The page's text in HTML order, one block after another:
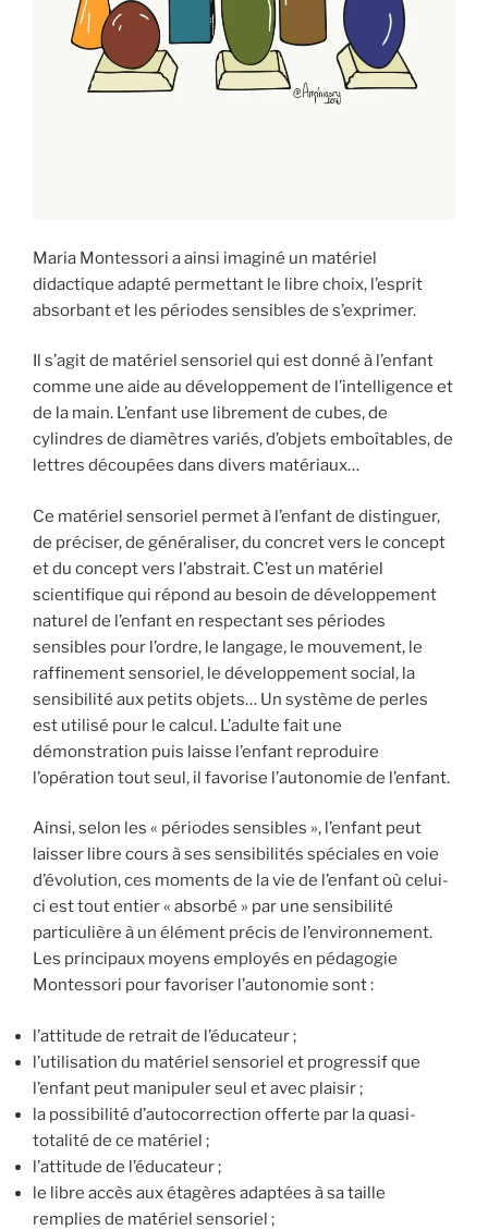
Maria Montessori a ainsi imaginé un matériel
didactique adapté permettant le libre choix, l’esprit
absorbant et les périodes sensibles de s’exprimer.
Il s’agit de matériel sensoriel qui est donné à l’enfant
comme une aide au développement de l’intelligence et
de la main. L’enfant use librement de cubes, de
cylindres de diamètres variés, d’objets emboîtables, de
lettres découpées dans divers matériaux…
Ce matériel sensoriel permet à l’enfant de distinguer,
de préciser, de généraliser, du concret vers le concept
et du concept vers l’abstrait. C’est un matériel
scientifique qui répond au besoin de développement
naturel de l’enfant en respectant ses périodes
sensibles pour l’ordre, le langage, le mouvement, le
raffinement sensoriel, le développement social, la
sensibilité aux petits objets… Un système de perles
est utilisé pour le calcul. L’adulte fait une
démonstration puis laisse l’enfant reproduire
l’opération tout seul, il favorise l’autonomie de l’enfant.
Ainsi, selon les « périodes sensibles », l’enfant peut
laisser libre cours à ses sensibilités spéciales en voie
d’évolution, ces moments de la vie de l’enfant où celui-
ci est tout entier « absorbé » par une sensibilité
particulière à un élément précis de l’environnement.
Les principaux moyens employés en pédagogie
Montessori pour favoriser l’autonomie sont :
l’attitude de retrait de l’éducateur ;
l’utilisation du matériel sensoriel et progressif que
l’enfant peut manipuler seul et avec plaisir ;
la possibilité d’autocorrection offerte par la quasi-
totalité de ce matériel ;
l’attitude de l’éducateur ;
le libre accès aux étagères adaptées à sa taille
remplies de matériel sensoriel ;